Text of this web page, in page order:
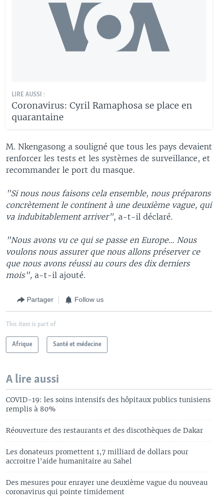
LIRE AUSSI :
Coronavirus: Cyril Ramaphosa se place en
quarantaine
M. Nkengasong a souligné que tous les pays devaient
renforcer les tests et les systèmes de surveillance, et
recommander le port du masque.
"Si nous nous faisons cela ensemble, nous préparons
concrètement le continent à une deuxième vague, qui
va indubitablement arriver", a-t-il déclaré.
"Nous avons vu ce qui se passe en Europe... Nous
voulons nous assurer que nous allons préserver ce
que nous avons réussi au cours des dix derniers
mois", a-t-il ajouté.
Partager Follow us
This item is part of
Afrique Santé et médecine
A lire aussi
COVID-19: les soins intensifs des hôpitaux publics tunisiens
remplis à 80%
Réouverture des restaurants et des discothèques de Dakar
Les donateurs promettent 1,7 milliard de dollars pour
accroitre l'aide humanitaire au Sahel
Des mesures pour enrayer une deuxième vague du nouveau
coronavirus qui pointe timidement